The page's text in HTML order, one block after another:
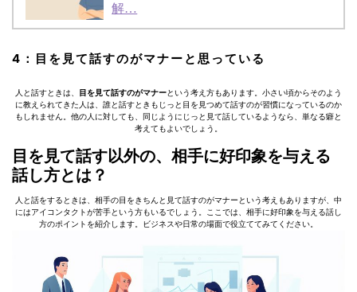
解…
4：目を見て話すのがマナーと思っている
人と話すときは、 目を見て話すのがマナーという考え方もあります。小さい頃からそのよう
に教えられてきた人は、誰と話すときもじっと目を見つめて話すのが習慣になっているのか
もしれません。他の人に対しても、同じようにじっと見て話しているようなら、単なる癖と
考えてもよいでしょう。
目を見て話す以外の、相手に好印象を与える
話し方とは？
人と話をするときは、相手の目をきちんと見て話すのがマナーという考えもありますが、中
にはアイコンタクトが苦手という方もいるでしょう。ここでは、相手に好印象を与える話し
方のポイントを紹介します。ビジネスや日常の場面で役立ててみてください。